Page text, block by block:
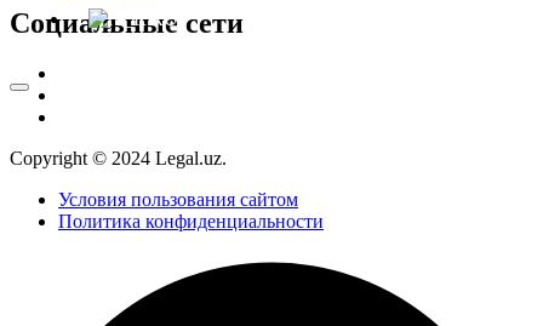
RU
Социальные сети
Copyright © 2024 Legal.uz.
Условия пользования сайтом
Политика конфиденциальности